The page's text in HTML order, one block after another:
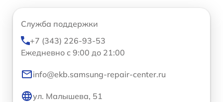
Служба поддержки
+7 (343) 226-93-53
Ежедневно с 9:00 до 21:00
info@ekb.samsung-repair-center.ru
ул. Малышева, 51